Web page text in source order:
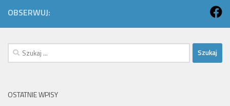
OBSERWUJ:
Szukaj:
OSTATNIE WPISY